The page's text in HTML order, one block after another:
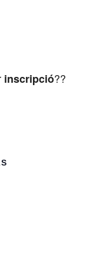
inscripció??